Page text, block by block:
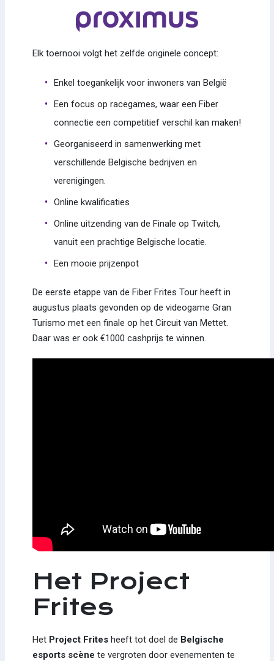
Elk toernooi volgt het zelfde originele concept:
Enkel toegankelijk voor inwoners van België
Een focus op racegames, waar een Fiber
connectie een competitief verschil kan maken!
Georganiseerd in samenwerking met
verschillende Belgische bedrijven en
verenigingen.
Online kwalificaties
Online uitzending van de Finale op Twitch,
vanuit een prachtige Belgische locatie.
Een mooie prijzenpot
De eerste etappe van de Fiber Frites Tour heeft in
augustus plaats gevonden op de videogame Gran
Turismo met een finale op het Circuit van Mettet.
Daar was er ook €1000 cashprijs te winnen.
Het Project
Frites
Het Project Fritesheeft tot doel de Belgische
esports scène te vergroten door evenementen te